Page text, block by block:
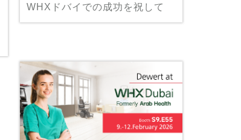
WHXドバイでの成功を祝して